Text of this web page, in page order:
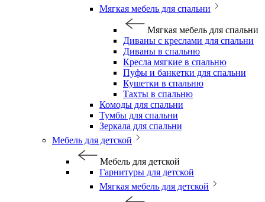
Мягкая мебель для спальни
Мягкая мебель для спальни
Диваны с креслами для спальни
Диваны в спальню
Кресла мягкие в спальню
Пуфы и банкетки для спальни
Кушетки в спальню
Тахты в спальню
Комоды для спальни
Тумбы для спальни
Зеркала для спальни
Мебель для детской
Мебель для детской
Гарнитуры для детской
Мягкая мебель для детской